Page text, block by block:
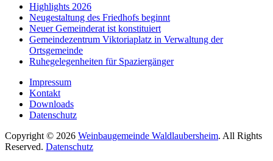
Highlights 2026
Neugestaltung des Friedhofs beginnt
Neuer Gemeinderat ist konstituiert
Gemeindezentrum Viktoriaplatz in Verwaltung der
Ortsgemeinde
Ruhegelegenheiten für Spaziergänger
Impressum
Kontakt
Downloads
Datenschutz
Copyright © 2026 Weinbaugemeinde Waldlaubersheim. All Rights
Reserved. Datenschutz